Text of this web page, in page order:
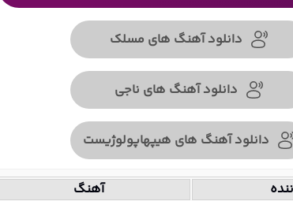
دانلود آهنگ های مسلک
دانلود آهنگ های ناجی
دانلود آهنگ های هیپهاپولوژیست
آهنگ